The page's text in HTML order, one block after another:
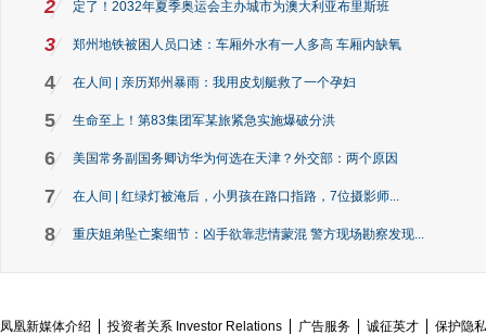
2 定了！2032年夏季奥运会主办城市为澳大利亚布里斯班
3 郑州地铁被困人员口述：车厢外水有一人多高 车厢内缺氧
4 在人间 | 亲历郑州暴雨：我用皮划艇救了一个孕妇
5 生命至上！第83集团军某旅紧急实施爆破分洪
6 美国常务副国务卿访华为何选在天津？外交部：两个原因
7 在人间 | 红绿灯被淹后，小男孩在路口指路，7位摄影师...
8 重庆姐弟坠亡案细节：凶手欲靠悲情蒙混 警方现场勘察发现...
凤凰新媒体介绍 投资者关系 Investor Relations 广告服务 诚征英才
保护隐